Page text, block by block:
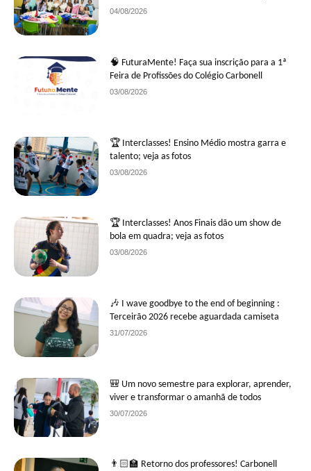
04/08/2026
🧠 FuturaMente! Faça sua inscrição para a 1ª
Feira de Profissões do Colégio Carbonell
03/08/2026
🏆 Interclasses! Ensino Médio mostra garra e
talento; veja as fotos
03/08/2026
🏆 Interclasses! Anos Finais dão um show de
bola em quadra; veja as fotos
03/08/2026
🎶 I wave goodbye to the end of beginning :
Terceirão 2026 recebe aguardada camiseta
31/07/2026
🎒 Um novo semestre para explorar, aprender,
viver e transformar o amanhã de todos
30/07/2026
👨🏻‍🏫 Retorno dos professores! Carbonell